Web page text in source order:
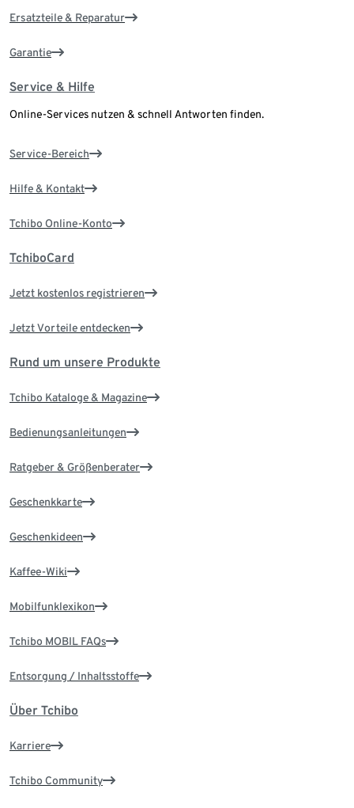
Ersatzteile & Reparatur
Garantie
Service & Hilfe
Online-Services nutzen & schnell Antworten finden.
Service-Bereich
Hilfe & Kontakt
Tchibo Online-Konto
TchiboCard
Jetzt kostenlos registrieren
Jetzt Vorteile entdecken
Rund um unsere Produkte
Tchibo Kataloge & Magazine
Bedienungsanleitungen
Ratgeber & Größenberater
Geschenkkarte
Geschenkideen
Kaffee-Wiki
Mobilfunklexikon
Tchibo MOBIL FAQs
Entsorgung / Inhaltsstoffe
Über Tchibo
Karriere
Tchibo Community